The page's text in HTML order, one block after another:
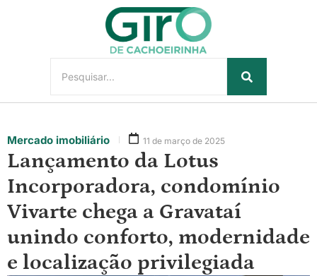
Mercado imobiliário 11 de março de 2025
Lançamento da Lotus
Incorporadora, condomínio
Vivarte chega a Gravataí
unindo conforto, modernidade
e localização privilegiada